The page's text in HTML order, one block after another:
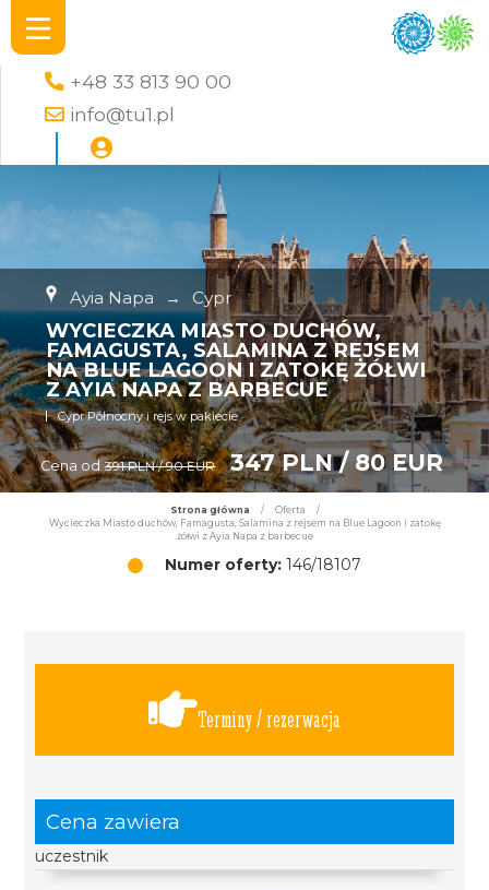
+48 33 813 90 00
info@tu1.pl
Ayia Napa → Cypr
WYCIECZKA MIASTO DUCHÓW,
FAMAGUSTA, SALAMINA Z REJSEM
NA BLUE LAGOON I ZATOKĘ ŻÓŁWI
Z AYIA NAPA Z BARBECUE
Cypr Północny i rejs w pakiecie
Cena od 391 PLN / 90 EUR 347 PLN / 80 EUR
Strona główna / Oferta
/
Wycieczka Miasto duchów, Famagusta, Salamina z rejsem na Blue Lagoon i zatokę
żółwi z Ayia Napa z barbecue
Numer oferty: 146/18107
Terminy / rezerwacja
Cena zawiera
uczestnik